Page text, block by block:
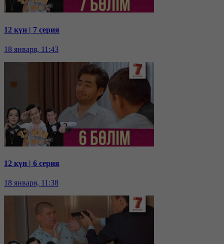
12 күн | 7 серия
18 января, 11:43
12 күн | 6 серия
18 января, 11:38